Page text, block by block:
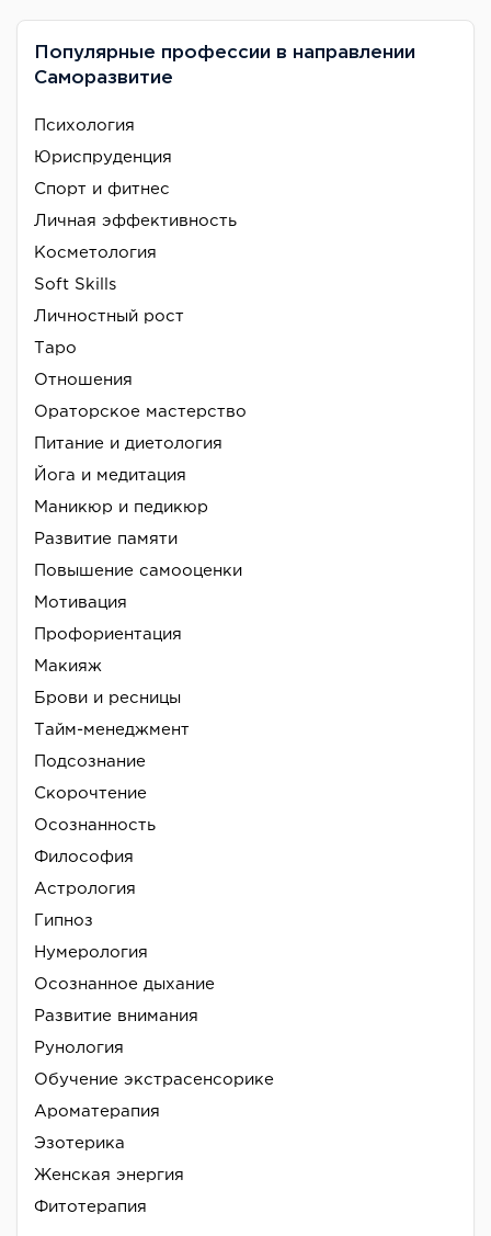
Популярные профессии в направлении
Саморазвитие
Психология
Юриспруденция
Спорт и фитнес
Личная эффективность
Косметология
Soft Skills
Личностный рост
Таро
Отношения
Ораторское мастерство
Питание и диетология
Йога и медитация
Маникюр и педикюр
Развитие памяти
Повышение самооценки
Мотивация
Профориентация
Макияж
Брови и ресницы
Тайм-менеджмент
Подсознание
Скорочтение
Осознанность
Философия
Астрология
Гипноз
Нумерология
Осознанное дыхание
Развитие внимания
Рунология
Обучение экстрасенсорике
Ароматерапия
Эзотерика
Женская энергия
Фитотерапия